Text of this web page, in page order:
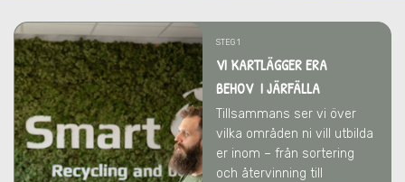
STEG 1
VI KARTLÄGGER ERA
BEHOV I JÄRFÄLLA
Tillsammans ser vi över
vilka områden ni vill utbilda
er inom – från sortering
och återvinning till